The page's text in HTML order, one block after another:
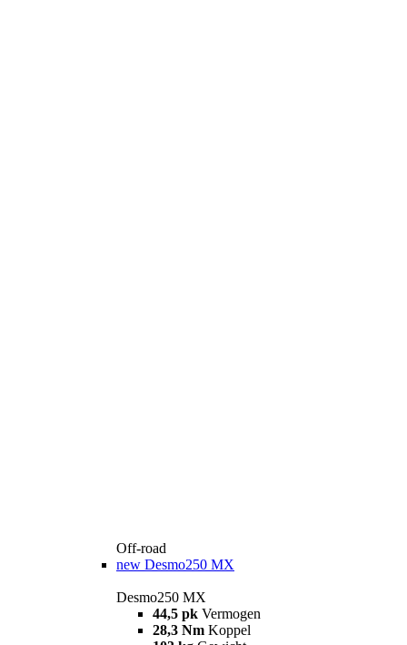
Off-road
new Desmo250 MX
Desmo250 MX
44,5 pk Vermogen
28,3 Nm Koppel